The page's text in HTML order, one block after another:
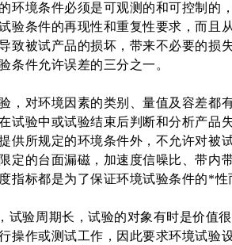
境条件必须是可观测的和可控制的
验条件的再现性和重复性要求，而且
致被试产品的损坏，带来不必要的损
条件允许误差的三分之一。
对环境因素的类别、量值及容差都
试验中或试验结束后判断和分析产品
供所规定的环境条件外，不允许对被
定的台面漏磁，加速度信噪比、带内
指标都是为了保证环境试验条件的*性
试验周期长，试验的对象有时是价值
操作或测试工作，因此要求环境试验